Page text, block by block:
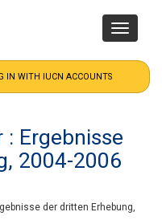
Toggle
Ergebnisse
2004-2006
der dritten Erhebung,